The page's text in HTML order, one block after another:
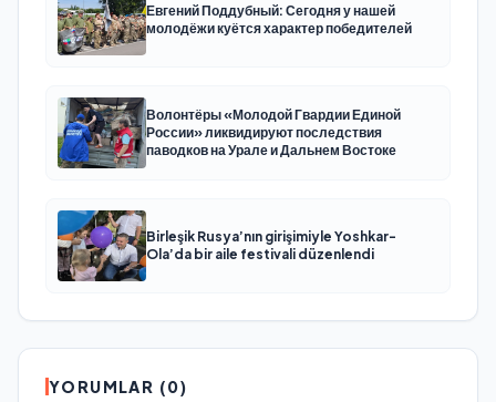
Евгений Поддубный: Сегодня у нашей
молодёжи куётся характер победителей
Волонтёры «Молодой Гвардии Единой
России» ликвидируют последствия
паводков на Урале и Дальнем Востоке
Birleşik Rusya’nın girişimiyle Yoshkar-
Ola’da bir aile festivali düzenlendi
YORUMLAR (0)